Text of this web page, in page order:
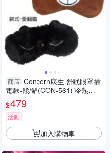
商店 Concern康生 舒眠眼罩插
電款-熊/貓(CON-561) 冷熱敷
親膚 遮光 香氛【愛買】
$479
活動
加入購物車